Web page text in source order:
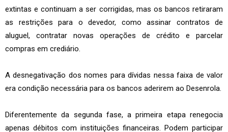
extintas e continuam a ser corrigidas, mas os bancos retiraram
as restrições para o devedor, como assinar contratos de
aluguel, contratar novas operações de crédito e parcelar
compras em crediário.
A desnegativação dos nomes para dívidas nessa faixa de valor
era condição necessária para os bancos aderirem ao Desenrola.
Diferentemente da segunda fase, a primeira etapa renegocia
apenas débitos com instituições financeiras. Podem participar